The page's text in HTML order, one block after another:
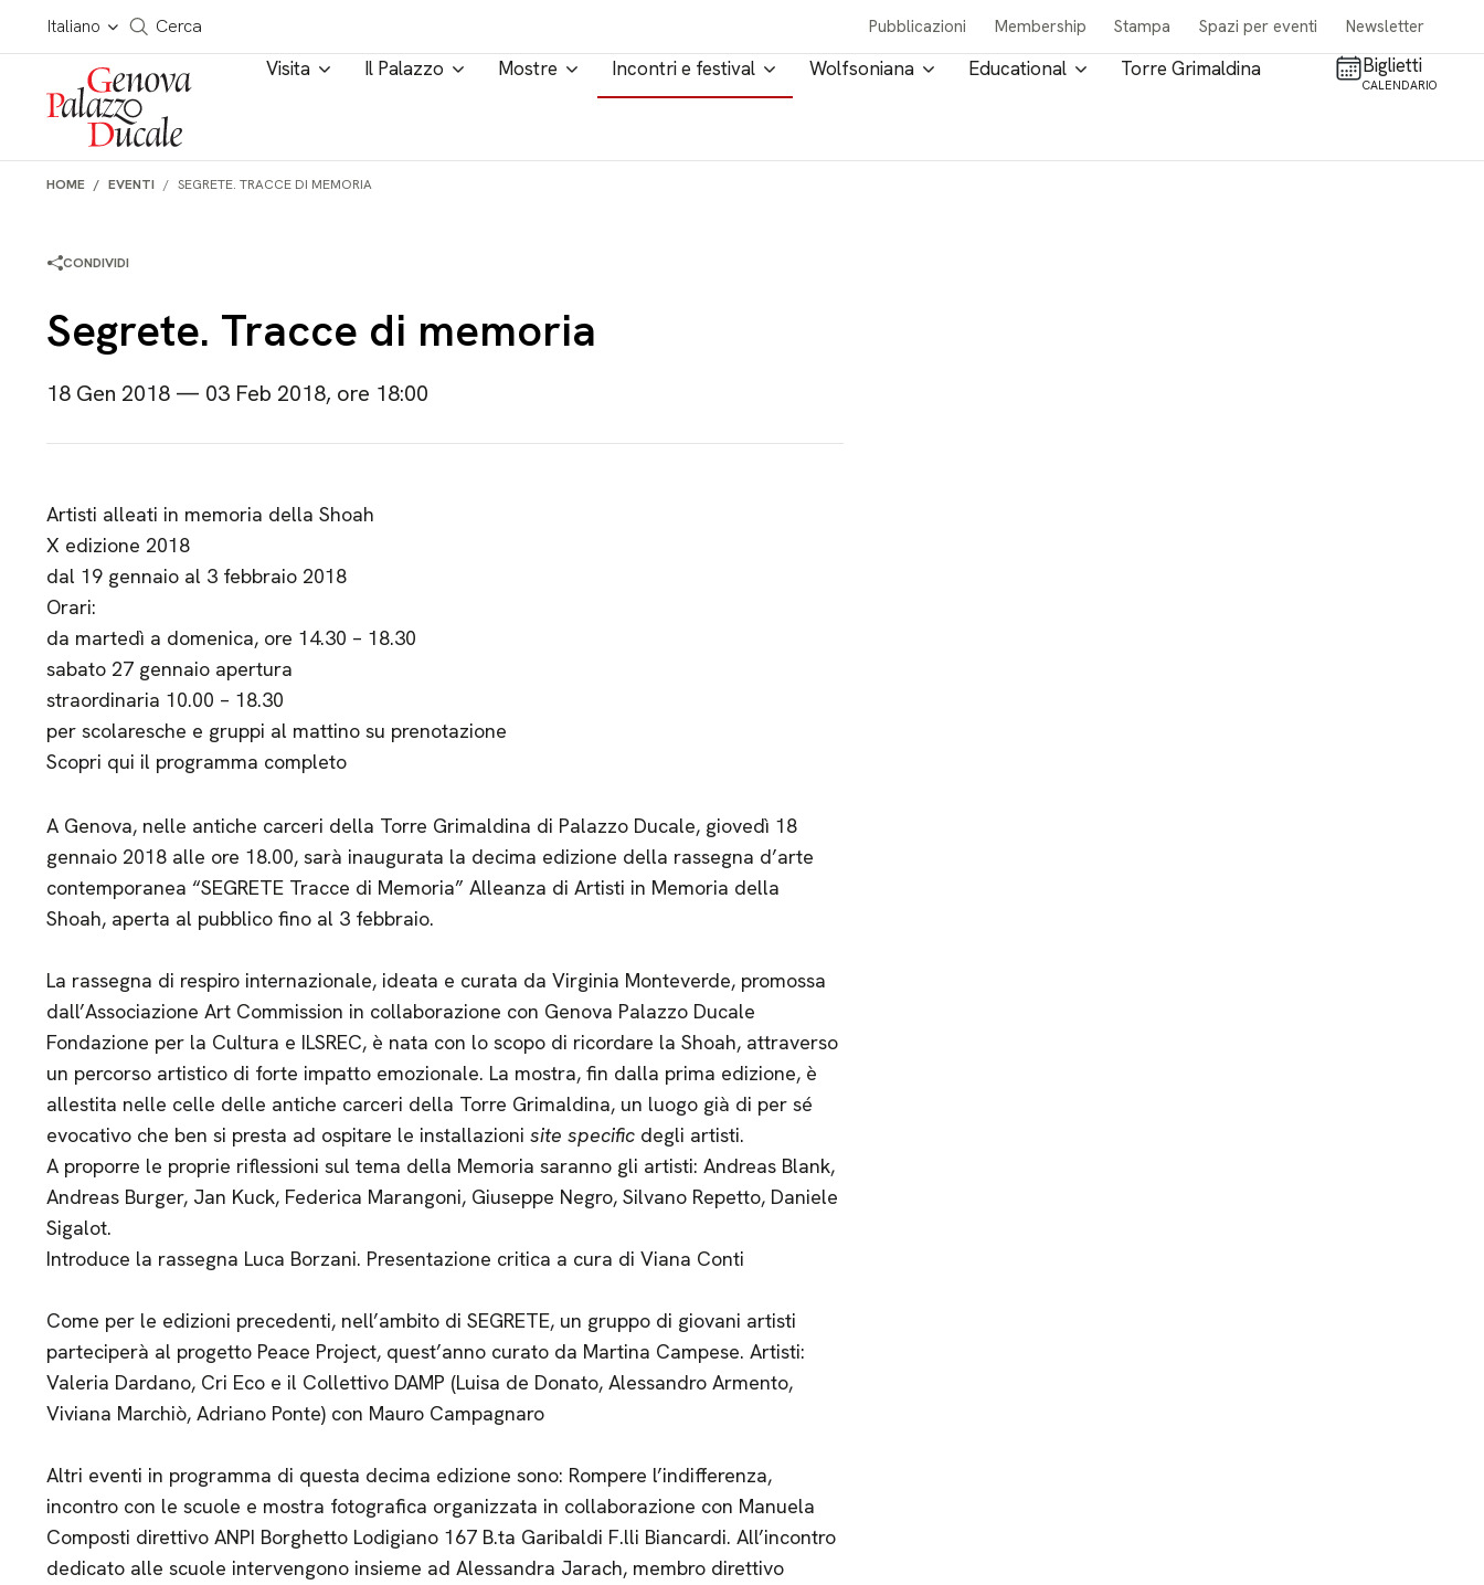
Salta al contenuto
Italiano
Cerca in tutto il sito
Cerca Pubblicazioni Membership Stampa Spazi per eventi Newsletter
Visita Il Palazzo Mostre Incontri e festival Wolfsoniana Educational Torre Grimaldina Biglietti
CALENDARIO
HOME EVENTI SEGRETE. TRACCE DI MEMORIA
CONDIVIDI
Segrete. Tracce di memoria
18 Gen 2018 — 03 Feb 2018, ore 18:00
Artisti alleati in memoria della Shoah
X edizione 2018
dal 19 gennaio al 3 febbraio 2018
Orari:
da martedì a domenica, ore 14.30 – 18.30
sabato 27 gennaio apertura
straordinaria 10.00 – 18.30
per scolaresche e gruppi al mattino su prenotazione
Scopri qui il programma completo
A Genova, nelle antiche carceri della Torre Grimaldina di Palazzo Ducale, giovedì 18
gennaio 2018 alle ore 18.00, sarà inaugurata la decima edizione della rassegna d’arte
contemporanea “SEGRETE Tracce di Memoria” Alleanza di Artisti in Memoria della
Shoah, aperta al pubblico fino al 3 febbraio.
La rassegna di respiro internazionale, ideata e curata da Virginia Monteverde, promossa
dall’Associazione Art Commission in collaborazione con Genova Palazzo Ducale
Fondazione per la Cultura e ILSREC, è nata con lo scopo di ricordare la Shoah, attraverso
un percorso artistico di forte impatto emozionale. La mostra, fin dalla prima edizione, è
allestita nelle celle delle antiche carceri della Torre Grimaldina, un luogo già di per sé
evocativo che ben si presta ad ospitare le installazioni site specificdegli artisti.
A proporre le proprie riflessioni sul tema della Memoria saranno gli artisti: Andreas Blank,
Andreas Burger, Jan Kuck, Federica Marangoni, Giuseppe Negro, Silvano Repetto, Daniele
Sigalot.
Introduce la rassegna Luca Borzani. Presentazione critica a cura di Viana Conti
Come per le edizioni precedenti, nell’ambito di SEGRETE, un gruppo di giovani artisti
parteciperà al progetto Peace Project, quest’anno curato da Martina Campese. Artisti:
Valeria Dardano, Cri Eco e il Collettivo DAMP (Luisa de Donato, Alessandro Armento,
Viviana Marchiò, Adriano Ponte) con Mauro Campagnaro
Altri eventi in programma di questa decima edizione sono: Rompere l’indifferenza,
incontro con le scuole e mostra fotografica organizzata in collaborazione con Manuela
Composti direttivo ANPI Borghetto Lodigiano 167 B.ta Garibaldi F.lli Biancardi. All’incontro
dedicato alle scuole intervengono insieme ad Alessandra Jarach, membro direttivo